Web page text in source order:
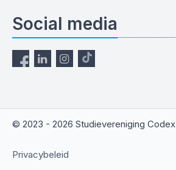
Social media
© 2023 - 2026 Studievereniging Codex |
Privacybeleid